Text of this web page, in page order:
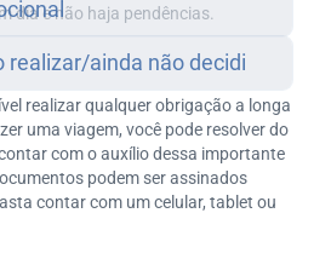
dia e não haja pendências.
realizar qualquer obrigação a longa
uma viagem, você pode resolver do
com o auxílio dessa importante
podem ser assinados
contar com um celular, tablet ou